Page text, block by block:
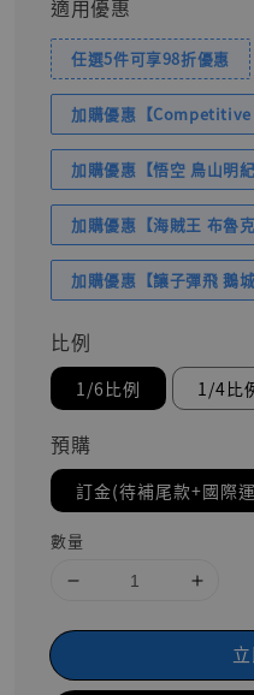
適用優惠
任選5件可享98折優惠
加購優惠【Competitive
加購優惠【悟空 鳥山明
加購優惠【海賊王 布魯
加購優惠【讓子彈飛 鵝
比例
1/6比例 1/4比
預購
訂金(待補尾款+國際
數量